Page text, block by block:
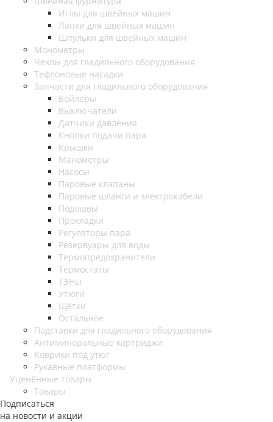
Иглы для швейных машин
Лапки для швейных машин
Шпульки для швейных машин
Монометры
Чехлы для гладильного оборудования
Тефлоновые насадки
Запчасти для гладильного оборудования
Бойлеры
Выключатели
Датчики давления
Кнопки подачи пара
Крышки
Манометры
Насосы
Паровые клапаны
Паровые шланги и электрокабели
Подошвы
Прокладки
Регуляторы пара
Резервуары для воды
Термопредохранители
Термостаты
ТЭНы
Утюги
Щётки
Остальное
Подставки для гладильного оборудования
Антиминеральные картриджи
Коврики под утюг
Рукавные платформы
Уценённые товары
Товары
Подписаться
на новости и акции